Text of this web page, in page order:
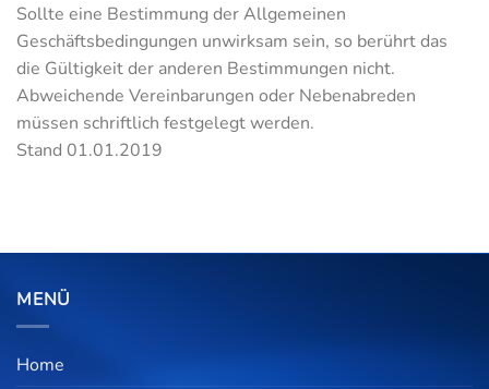
Sollte eine Bestimmung der Allgemeinen
Geschäftsbedingungen unwirksam sein, so berührt das
die Gültigkeit der anderen Bestimmungen nicht.
Abweichende Vereinbarungen oder Nebenabreden
müssen schriftlich festgelegt werden.
Stand 01.01.2019
MENÜ
Home